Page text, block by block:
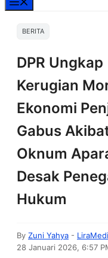
BERITA
DPR Ungkap
Kerugian
Ekonomi
Gabus
Oknum
Desak
Hukum
By Zuni Yahya -
28 Januari 2026, 6:57